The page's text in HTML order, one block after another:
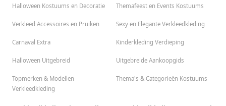
Halloween Kostuums en Decoratie Themafeest en Events Kostuums
Verkleed Accessoires en Pruiken Sexy en Elegante Verkleedkleding
Carnaval Extra Kinderkleding Verdieping
Halloween Uitgebreid Uitgebreide Aankoopgids
Topmerken & Modellen
Verkleedkleding
Thema's & Categorieën Kostuums